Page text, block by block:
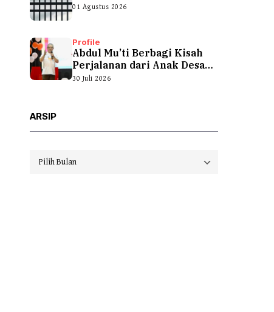
01 Agustus 2026
Profile
Abdul Mu’ti Berbagi Kisah
Perjalanan dari Anak Desa
hingga...
30 Juli 2026
ARSIP
Arsip